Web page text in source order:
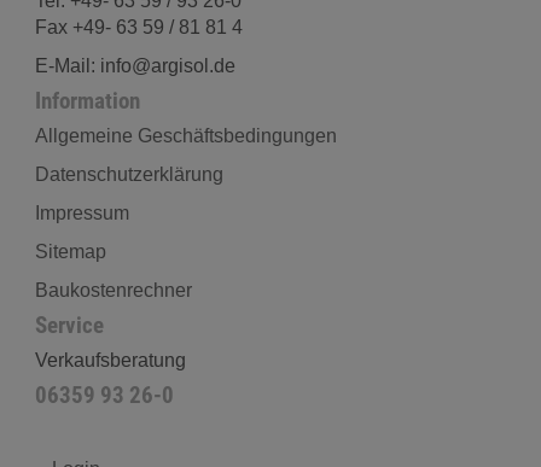
Fax +49- 63 59 / 81 81 4
E-Mail: info@argisol.de
Information
Allgemeine Geschäftsbedingungen
Datenschutzerklärung
Impressum
Sitemap
Baukostenrechner
Service
Verkaufsberatung
06359 93 26-0